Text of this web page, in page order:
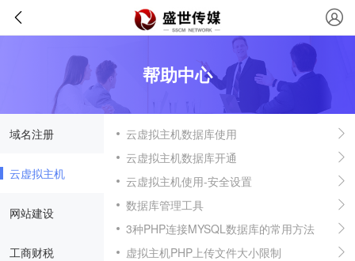
帮助中心
域名注册
云虚拟主机
网站建设
工商财税
云虚拟主机数据库使用
云虚拟主机数据库开通
云虚拟主机使用-安全设置
数据库管理工具
3种PHP连接MYSQL数据库的常用方法
虚拟主机PHP上传文件大小限制